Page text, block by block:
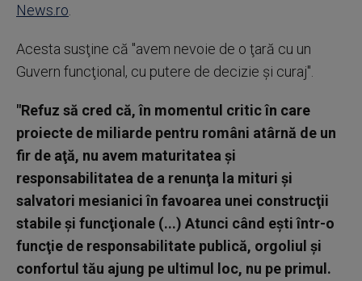
News.ro
Acesta susţine că "avem nevoie de o ţară cu un
Guvern funcţional, cu putere de decizie şi curaj".
"Refuz să cred că, în momentul critic în care
proiecte de miliarde pentru români atârnă de un
fir de aţă, nu avem maturitatea şi
responsabilitatea de a renunţa la mituri şi
salvatori mesianici în favoarea unei construcţii
stabile şi funcţionale (...) Atunci când eşti într-o
funcţie de responsabilitate publică, orgoliul şi
confortul tău ajung pe ultimul loc, nu pe primul.